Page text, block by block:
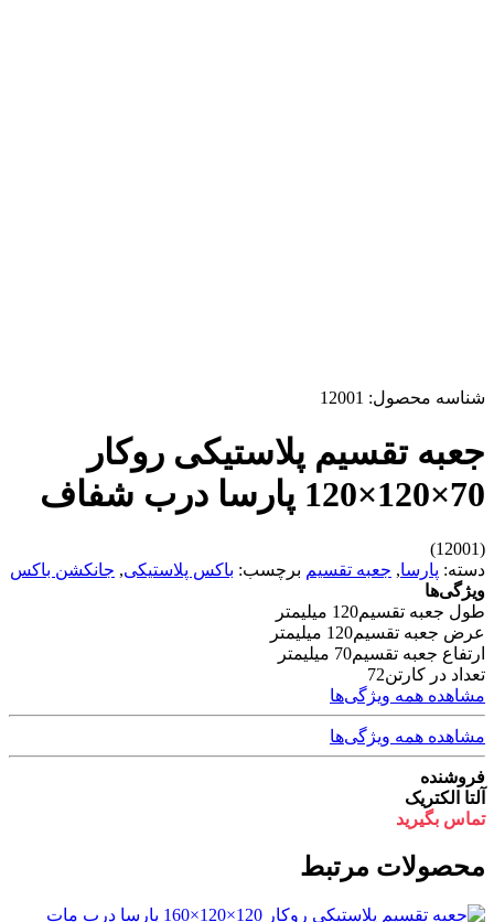
شناسه محصول: 12001
جعبه تقسیم پلاستیکی روکار
70×120×120 پارسا درب شفاف
(12001)
دسته: پارسا, جعبه تقسیم برچسب: باکس پلاستیکی, جانکشن باکس
ویژگی‌ها
طول جعبه تقسیم120 میلیمتر
عرض جعبه تقسیم120 میلیمتر
ارتفاع جعبه تقسیم70 میلیمتر
تعداد در کارتن72
مشاهده همه ویژگی‌ها
مشاهده همه ویژگی‌ها
فروشنده
آلتا الکتریک
تماس بگیرید
محصولات مرتبط